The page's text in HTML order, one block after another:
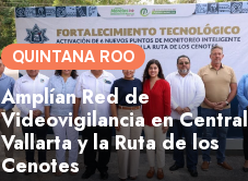
QUINTANA ROO
Amplían Red de
Videovigilancia en Central
Vallarta y la Ruta de los
Cenotes